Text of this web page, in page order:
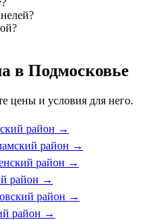
в Подмосковье
цены и условия для него.
район →
район →
район →
район →
район →
район →